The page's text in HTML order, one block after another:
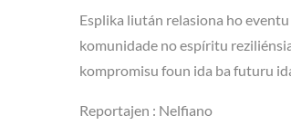
Esplika liután relasiona ho
komunidade no espíritu
kompromisu foun ida ba futuru
Reportajen : Nelfiano